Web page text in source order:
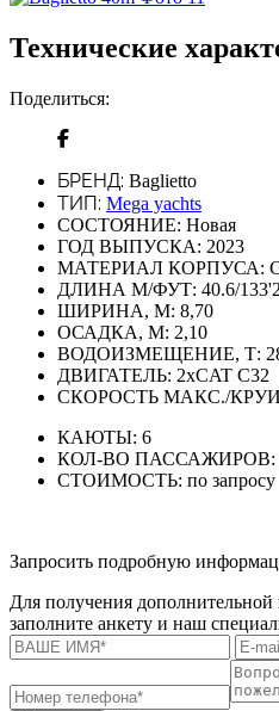
Технические
Поделиться:
БРЕНД: Baglietto
ТИП: Mega yachts
СОСТОЯНИЕ: Новая
ГОД ВЫПУСКА: 2023
МАТЕРИАЛ КОРПУСА:
ДЛИНА М/ФУТ: 40.6/
ШИРИНА, М: 8,70
ОСАДКА, М: 2,10
ВОДОИЗМЕЩЕНИЕ, Т:
ДВИГАТЕЛЬ: 2xCAT C32
СКОРОСТЬ МАКС./
КАЮТЫ: 6
КОЛ-ВО ПАССАЖИРОВ:
СТОИМОСТЬ: по запросу
Запросить подробную
Для получения
заполните анкету и наш